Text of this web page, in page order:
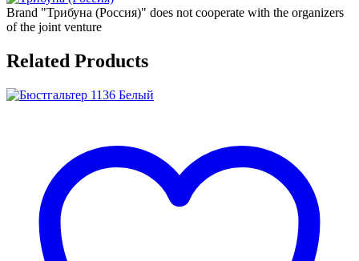
Brand "Трибуна (Россия)" does not cooperate with the organizers
of the joint venture
Related Products